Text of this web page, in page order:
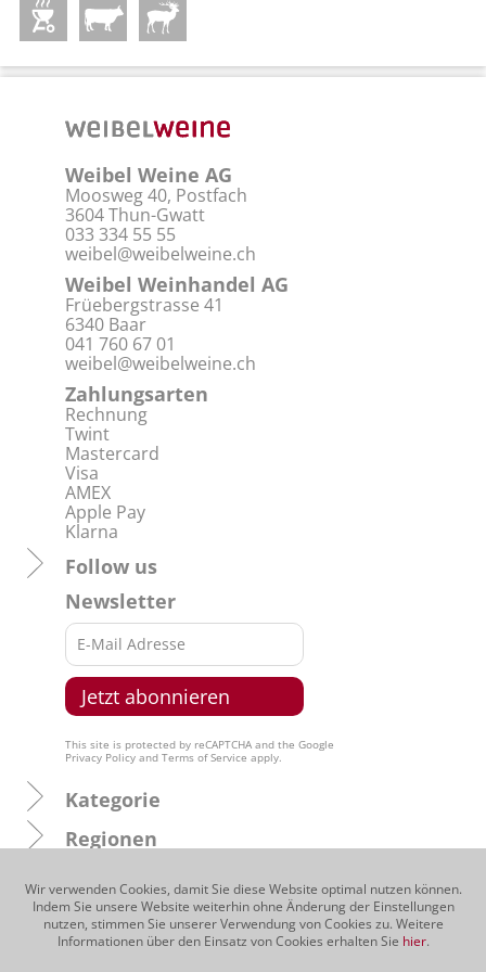
Wir verwenden Cookies, damit Sie diese Website optimal nutzen können.
Indem Sie unsere Website weiterhin ohne Änderung der Einstellungen
nutzen, stimmen Sie unserer Verwendung von Cookies zu. Weitere
Informationen über den Einsatz von Cookies erhalten Sie hier.
Weibel Weine AG
Moosweg 40, Postfach
3604 Thun-Gwatt
033 334 55 55
weibel@weibelweine.ch
Weibel Weinhandel AG
Früebergstrasse 41
6340 Baar
041 760 67 01
weibel@weibelweine.ch
Zahlungsarten
Rechnung
Twint
Mastercard
Visa
AMEX
Apple Pay
Klarna
Follow us
Newsletter
This site is protected by reCAPTCHA and the Google
Privacy Policy and Terms of Service apply.
Kategorie
Regionen
Produzenten
Traubensorten